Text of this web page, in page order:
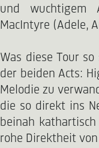
und wuchtigem
MacIntyre (Adele,
Was diese Tour
der beiden Acts:
Melodie zu
die so direkt ins
beinah
rohe Direktheit